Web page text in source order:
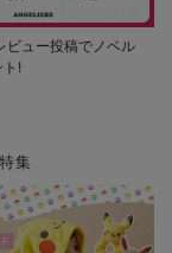
ビュー投稿でノベル
ト!
集